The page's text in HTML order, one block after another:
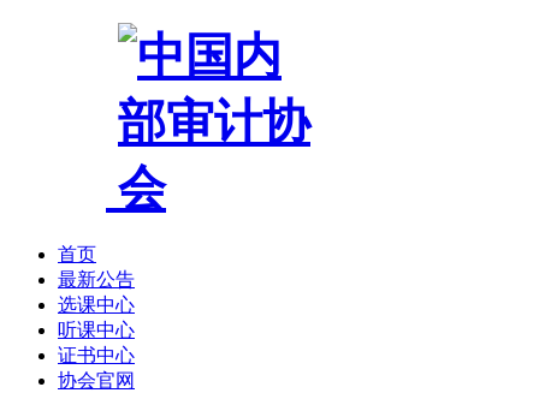
首页
最新公告
选课中心
听课中心
证书中心
协会官网